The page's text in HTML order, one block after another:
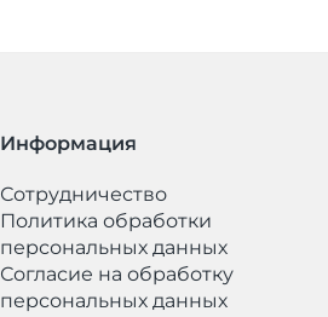
Информация
Сотрудничество
Политика обработки
персональных данных
​Согласие на обработку
персональных данных